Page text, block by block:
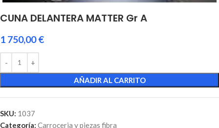
CUNA DELANTERA MATTER Gr A
1 750,00€
AÑADIR AL CARRITO
SKU: 1037
Categoría: Carroceria y piezas fibra